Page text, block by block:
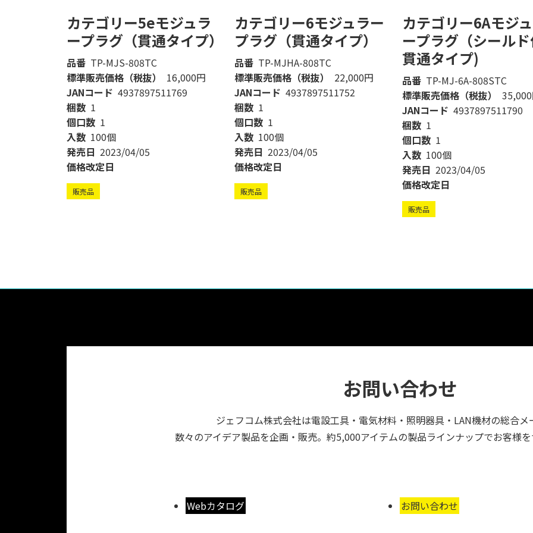
カテゴリー5eモジュラ
ープラグ（貫通タイプ）
品番 TP-MJS-808TC
標準販売価格（税抜）
16,000円
JANコード 4937897511769
梱数 1
個口数 1
入数 100個
発売日 2023/04/05
価格改定日
販売品
カテゴリー6モジュラー
プラグ（貫通タイプ）
品番 TP-MJHA-808TC
標準販売価格（税抜）
22,000円
JANコード 4937897511752
梱数 1
個口数 1
入数 100個
発売日 2023/04/05
価格改定日
販売品
カテゴリー6Aモジ
ープラグ（シールド
貫通タイプ)
品番 TP-MJ-6A-808STC
標準販売価格（税抜）
JANコード 4937897511790
梱数 1
個口数 1
入数 100個
発売日 2023/04/05
価格改定日
販売品
お問い合わせ
ジェフコム株式会社は電設工具・電気材料・照明器具・LAN機材の総合メ
数々のアイデア製品を企画・販売。約5,000アイテムの製品ラインナップでお客様を
Webカタログ お問い合わせ